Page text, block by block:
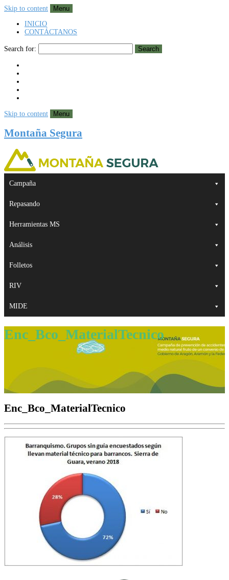
Skip to content
Menu
INICIO
CONTÁCTANOS
Search for: Search
Skip to content Menu
Montaña Segura
Campaña
Repasando
Herramientas MS
Análisis
Folletos
RIV
MIDE
Enc_Bco_MaterialTecnico
Enc_Bco_MaterialTecnico